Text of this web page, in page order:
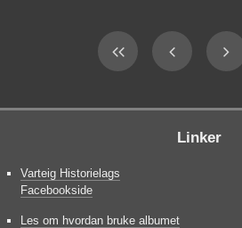
Linker
Varteig Historielags
Facebookside
Les om hvordan bruke albumet